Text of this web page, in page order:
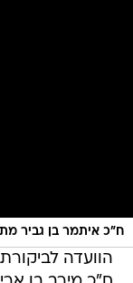
ח"כ איתמר בן גביר
הוועדה